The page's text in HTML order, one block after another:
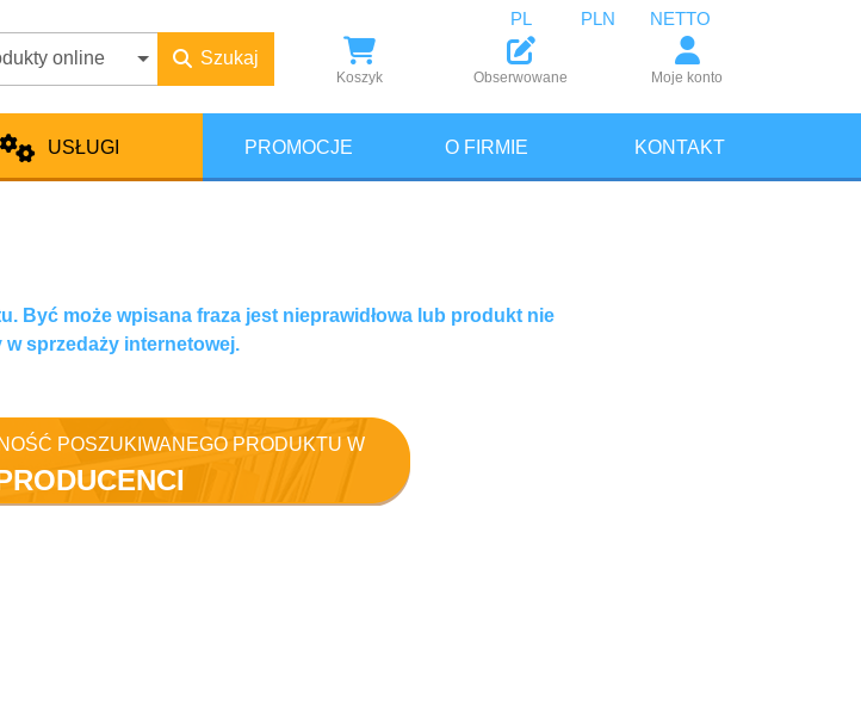
online Szukaj
Koszyk Obserwowane Moje konto
PL PLN NETTO
USŁUGI PROMOCJE O FIRMIE KONTAKT
Być może wpisana fraza jest nieprawidłowa lub produkt nie
sprzedaży internetowej.
POSZUKIWANEGO PRODUKTU W